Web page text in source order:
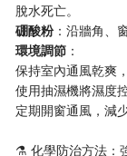
脫水死亡。
​硼酸粉​：沿牆角、
​環境調節​ ​：
保持室內通風乾爽
使用抽濕機將濕度
定期開窗通風，減
⚗️ 化學防治方法：